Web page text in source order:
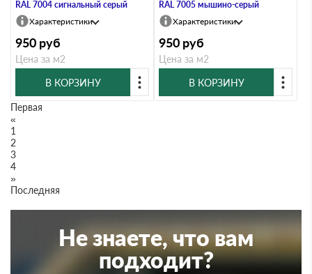
RAL 7004 сигнальный серый
Характеристики
950 руб
Цена за м2
В КОРЗИНУ
RAL 7005 мышино-серый
Характеристики
950 руб
Цена за м2
В КОРЗИНУ
Первая
«
1
2
3
4
»
Последняя
Не знаете, что вам
подходит?